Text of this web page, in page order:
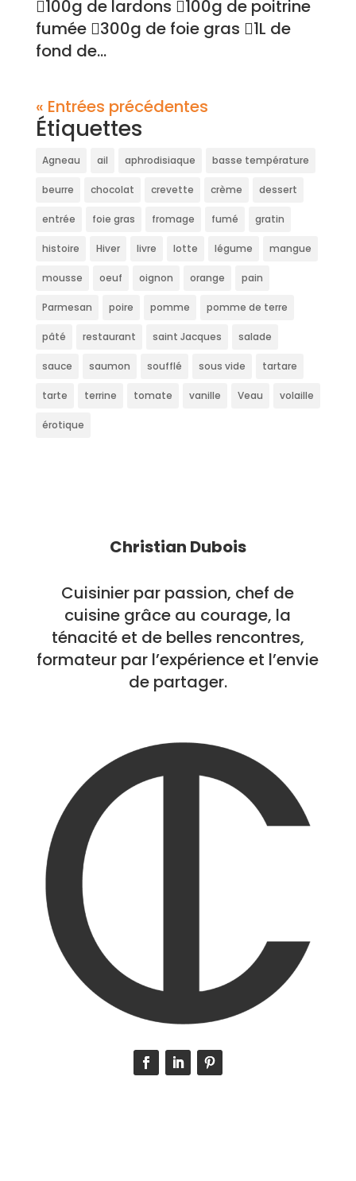
100g de lardons 100g de poitrine
fumée 300g de foie gras 1L de
fond de...
« Entrées précédentes
Étiquettes
Agneau ail aphrodisiaque basse température
beurre chocolat crevette crème dessert
entrée foie gras fromage fumé gratin
histoire Hiver livre lotte légume mangue
mousse oeuf oignon orange pain
Parmesan poire pomme pomme de terre
pâté restaurant saint Jacques salade
sauce saumon soufflé sous vide tartare
tarte terrine tomate vanille Veau volaille
érotique
Christian Dubois
Cuisinier par passion, chef de
cuisine grâce au courage, la
ténacité et de belles rencontres,
formateur par l’expérience et l’envie
de partager.